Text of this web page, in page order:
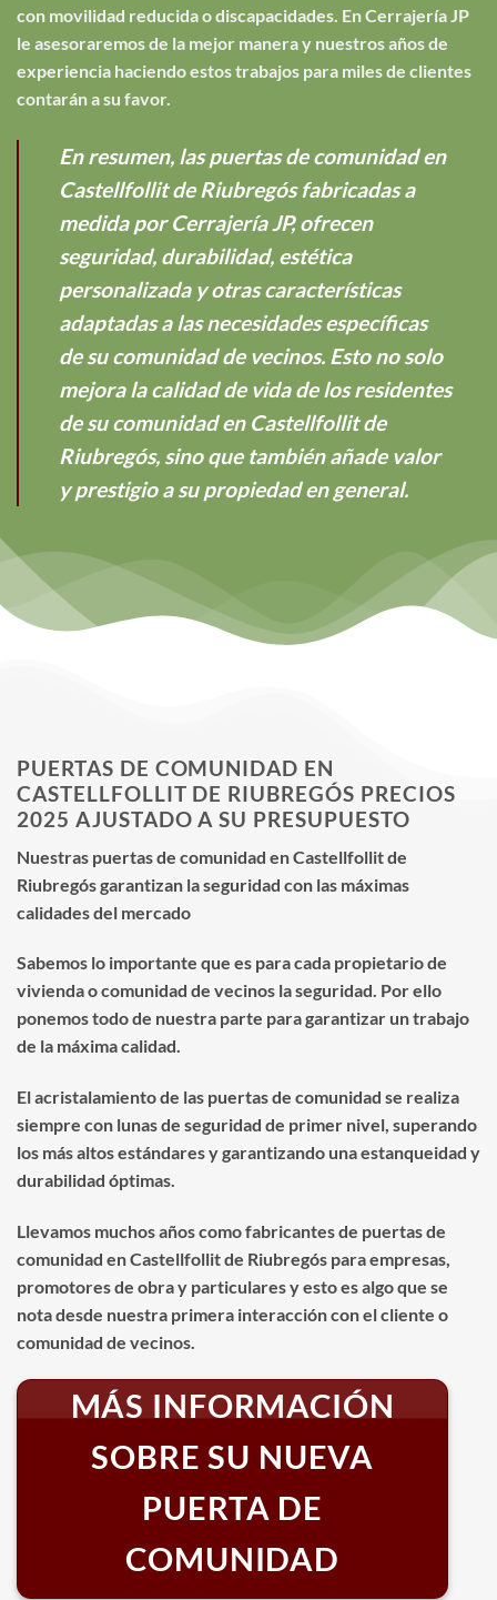
con movilidad reducida o discapacidades. En Cerrajería JP
le asesoraremos de la mejor manera y nuestros años de
experiencia haciendo estos trabajos para miles de clientes
contarán a su favor.
En resumen, las puertas de comunidad en
Castellfollit de Riubregós fabricadas a
medida por Cerrajería JP, ofrecen
seguridad, durabilidad, estética
personalizada y otras características
adaptadas a las necesidades específicas
de su comunidad de vecinos. Esto no solo
mejora la calidad de vida de los residentes
de su comunidad en Castellfollit de
Riubregós, sino que también añade valor
y prestigio a su propiedad en general.
PUERTAS DE COMUNIDAD EN
CASTELLFOLLIT DE RIUBREGÓS PRECIOS
2025 AJUSTADO A SU PRESUPUESTO
Nuestras puertas de comunidad en Castellfollit de
Riubregós garantizan la seguridad con las máximas
calidades del mercado
Sabemos lo importante que es para cada propietario de
vivienda o comunidad de vecinos la seguridad. Por ello
ponemos todo de nuestra parte para garantizar un trabajo
de la máxima calidad.
El acristalamiento de las puertas de comunidad se realiza
siempre con lunas de seguridad de primer nivel, superando
los más altos estándares y garantizando una estanqueidad y
durabilidad óptimas.
Llevamos muchos años como fabricantes de puertas de
comunidad en Castellfollit de Riubregós para empresas,
promotores de obra y particulares y esto es algo que se
nota desde nuestra primera interacción con el cliente o
comunidad de vecinos.
MÁS INFORMACIÓN
SOBRE SU NUEVA
PUERTA DE
COMUNIDAD